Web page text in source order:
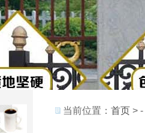
当前位置： 首页 > -